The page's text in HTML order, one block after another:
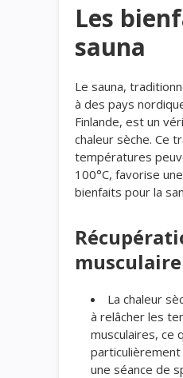
Les
sauna
Le sauna,
à des pays
Finlande, est un
chaleur sèche. Ce
températures
100°C, favorise
bienfaits pour la
musculaire
La chaleur
à relâcher les
musculaires, ce
une séance de